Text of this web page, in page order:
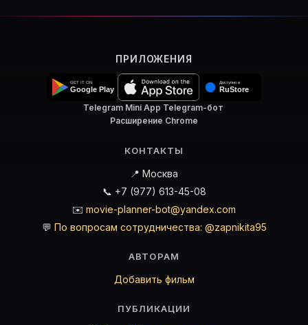
ПРИЛОЖЕНИЯ
Telegram Mini App·Telegram-бот·
Расширение Chrome
КОНТАКТЫ
📍 Москва
📞 +7 (977) 613-45-08
✉️ movie-planner-bot@yandex.com
💬 По вопросам сотрудничества: @zapnikita95
АВТОРАМ
Добавить фильм
ПУБЛИКАЦИИ